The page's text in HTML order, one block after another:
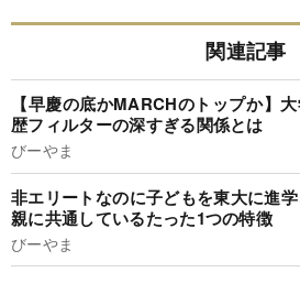
関連記事
【早慶の底かMARCHのトップか】
歴フィルターの深すぎる関係とは
びーやま
非エリートなのに子どもを東大に進
親に共通しているたった1つの特徴
びーやま